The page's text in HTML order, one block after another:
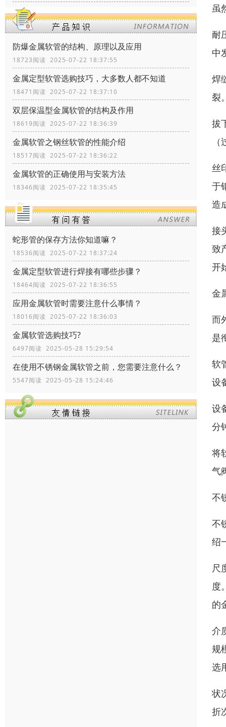
防爆金属软管的结构、原理以及应用
18723阅读 2025-07-22 18:37:55
金属定型软管选购技巧，大多数人都不知道
18471阅读 2025-07-22 18:37:10
双层保温型金属软管的结构及作用
18619阅读 2025-07-22 18:36:39
金属软管之钢丝软管的性能介绍
18517阅读 2025-07-22 18:36:22
金属软管的正确使用与安装方法
18346阅读 2025-07-22 18:35:45
蛇形管的保存方法你知道嘛？
18536阅读 2025-07-22 18:37:24
金属定型软管进行焊接有哪些步骤？
18464阅读 2025-07-22 18:36:55
应用金属软管时需要注意什么事情？
18016阅读 2025-07-22 18:36:03
金属软管选购技巧?
6497阅读 2025-05-28 15:29:54
在使用不锈钢金属软管之前，您需要注意什么？
5547阅读 2025-05-28 15:24:46
虽
耐
中
焊
裂
拔
丝
于
造
接
致
开
金
而
是
软
设
设
分
将
气
不
不
绍
尺
度
的
介
规
选
状
折